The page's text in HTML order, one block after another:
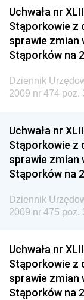
Narodowego
Dziennik
Polityki
Dziennik
Technologii
Dziennik
Dziennik
Społecznej
Dziennik
Granicznej
Dziennik
Drogowego
Dziennik
Dziennik
Społecznej
Uchwała nr
Stąporkowie z
sprawie zmian
Stąporków na
Dziennik
2009 nr 474 poz.
Uchwała nr
Stąporkowie z
sprawie zmian
Stąporków na
Dziennik
2009 nr 475 poz.
Uchwała nr
Stąporkowie z
sprawie zmian
Stąporków na